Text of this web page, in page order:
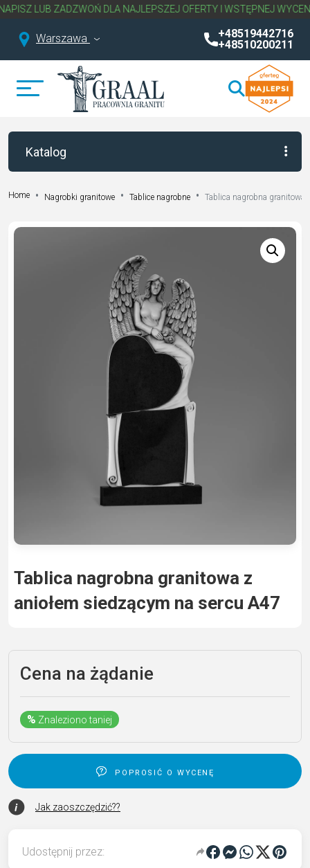
LUB ZADZWOŃ DLA NAJLEPSZEJ OFERTY I WSTĘPNEJ WYCENY
Warszawa
+48519442716
+48510200211
Katalog
Home Nagrobki granitowe Tablice nagrobne Tablica nagrobna granitowa
Tablica nagrobna granitowa z
aniołem siedzącym na sercu A47
Cena na żądanie
% Znaleziono taniej
poprosić o wycenę
Jak zaoszczędzić??
Udostępnij przez: